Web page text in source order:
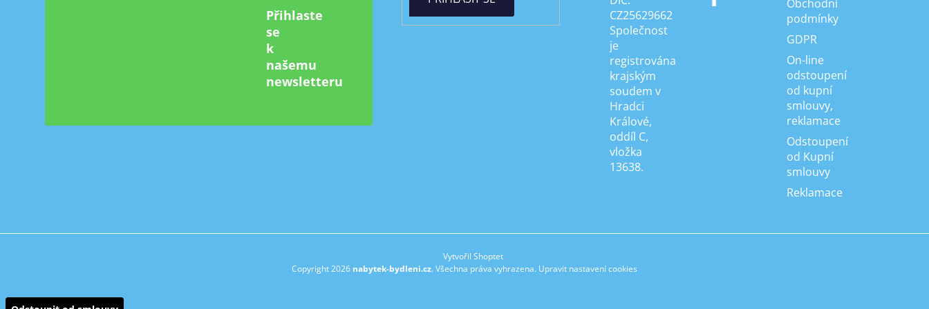
Přihlaste
se
k
našemu
newsletteru
CZ25629662
Společnost
je
registrována
krajským
soudem v
Hradci
Králové,
oddíl C,
vložka
13638.
Obchodní
podmínky
GDPR
On-line
odstoupení
od kupní
smlouvy,
reklamace
Odstoupení
od Kupní
smlouvy
Reklamace
Vytvořil Shoptet
Copyright 2026 nabytek-bydleni.cz. Všechna práva vyhrazena. Upravit nastavení cookies